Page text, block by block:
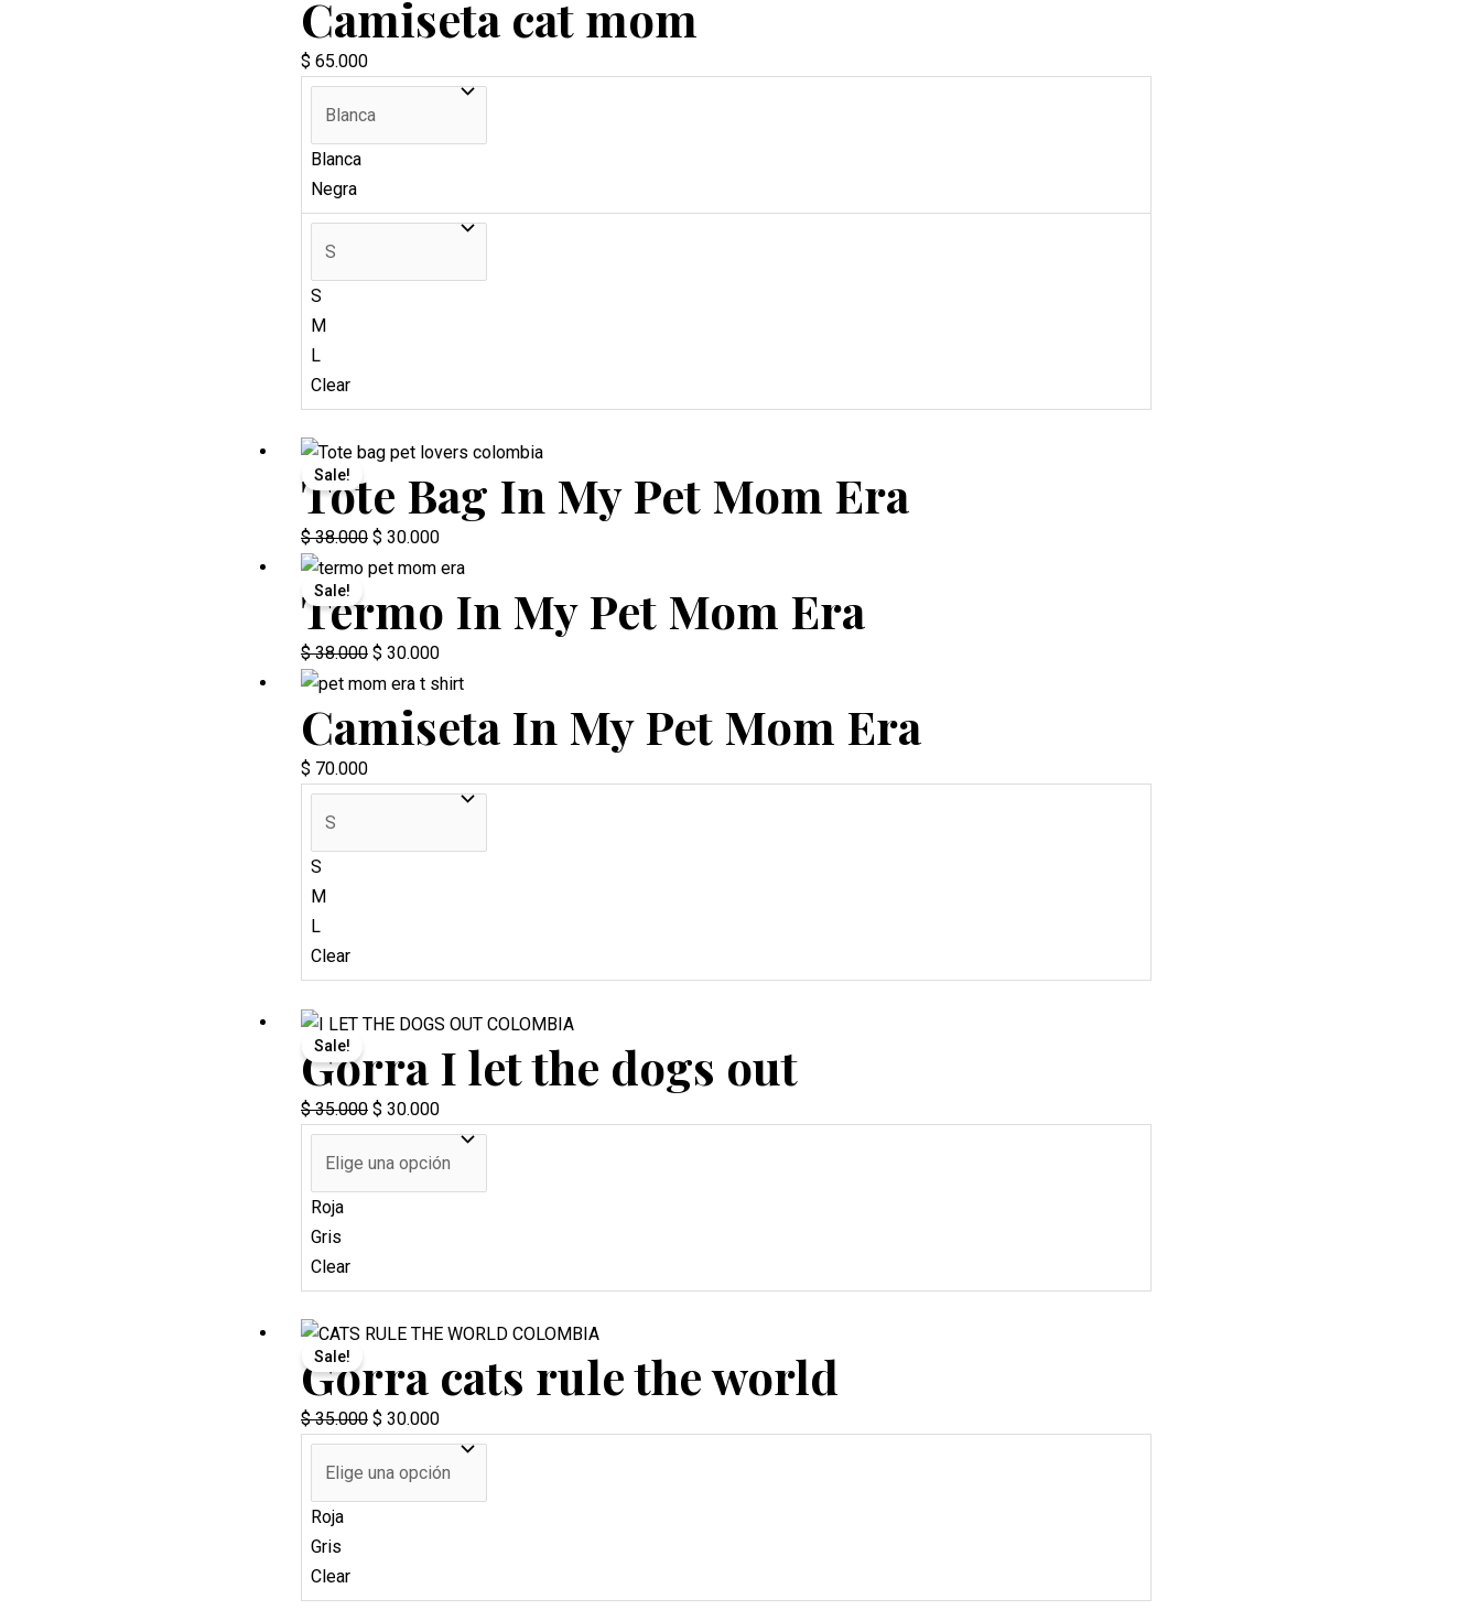
Camiseta cat mom
$ 65.000
Blanca
Negra
S
M
L
Clear
Sale!
Tote Bag In My Pet Mom Era
$38.000 Original
price
$ 38.000.
$ 30.000Current
price
$ 30.000.
Sale!
Termo In My Pet Mom Era
$38.000 Original
price
was:
$ 38.000.
$ 30.000Current
price
$ 30.000.
Camiseta In My Pet Mom Era
$ 70.000
S
M
L
Clear
Sale!
Gorra I let the dogs out
$35.000 Original
price
was:
$ 35.000.
$ 30.000Current
price
is:
$ 30.000.
Roja
Gris
Clear
Sale!
Gorra cats rule the world
$35.000 Original
price
was:
$ 35.000.
$ 30.000Current
price
is:
$ 30.000.
Roja
Gris
Clear